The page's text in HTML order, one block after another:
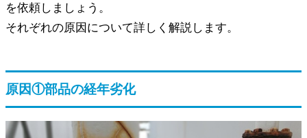
を依頼しましょう。
それぞれの原因について詳しく解説します。
原因①部品の経年劣化